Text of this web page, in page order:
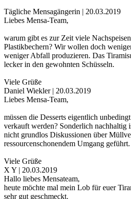
Tägliche Mensagängerin | 20.03.2019
Liebes Mensa-Team,
warum gibt es zur Zeit viele
Plastikbechern? Wir wollen doch
weniger Abfall produzieren. Das
lecker in den gewohnten Schüsseln.
Viele Grüße
Daniel Wiekler | 20.03.2019
Liebes Mensa-Team,
müssen die Desserts eigentlich
verkauft werden? Sonderlich nachhaltig
nicht grundlos Diskussionen über
ressourcenschonendem Umgang geführt.
Viele Grüße
X Y | 20.03.2019
Hallo liebes Mensateam,
heute möchte mal mein Lob für euer
sehr gut geschmeckt.